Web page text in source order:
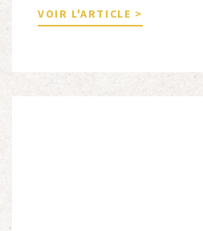
Cordeboeuf, Christophe
Nouvelles Sources Éditions,
autres […]
VOIR L'ARTICLE >